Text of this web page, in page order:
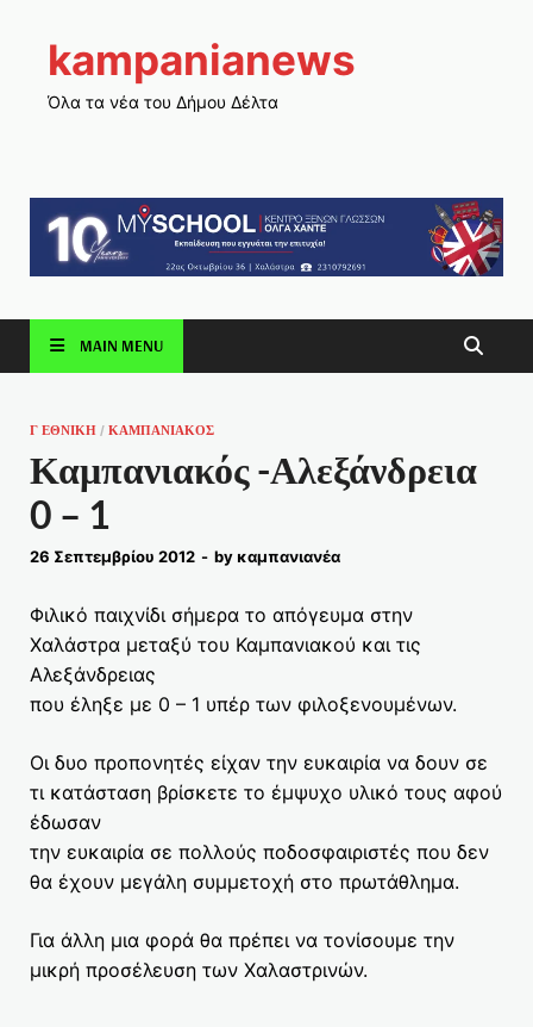
kampanianews
Όλα τα νέα του Δήμου Δέλτα
MAIN MENU
Γ ΕΘΝΙΚΗ/ΚΑΜΠΑΝΙΑΚΟΣ
Καμπανιακός -Αλεξάνδρεια
0 – 1
26 Σεπτεμβρίου 2012 - by καμπανιανέα
Φιλικό παιχνίδι σήμερα το απόγευμα στην
Χαλάστρα μεταξύ του Καμπανιακού και τις
Αλεξάνδρειας
που έληξε με 0 – 1 υπέρ των φιλοξενουμένων.
Οι δυο προπονητές είχαν την ευκαιρία να δουν σε
τι κατάσταση βρίσκετε το έμψυχο υλικό τους αφού
έδωσαν
την ευκαιρία σε πολλούς ποδοσφαιριστές που δεν
θα έχουν μεγάλη συμμετοχή στο πρωτάθλημα.
Για άλλη μια φορά θα πρέπει να τονίσουμε την
μικρή προσέλευση των Χαλαστρινών.